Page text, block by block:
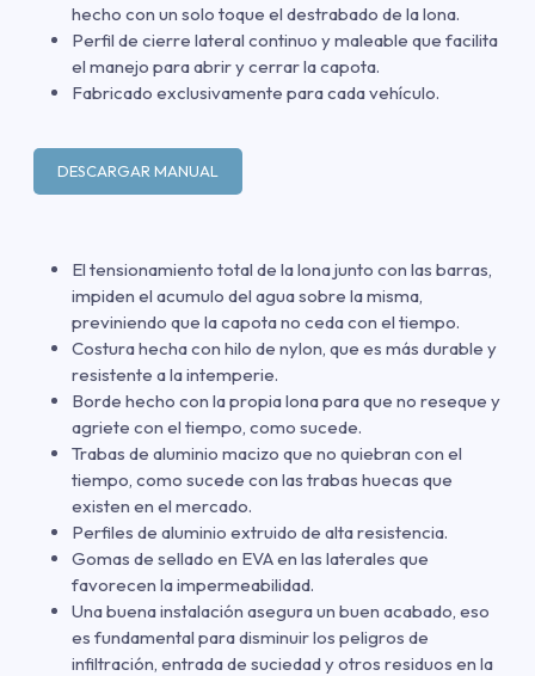
hecho con un solo toque el destrabado de la lona.
Perfil de cierre lateral continuo y maleable que facilita
el manejo para abrir y cerrar la capota.
Fabricado exclusivamente para cada vehículo.
DESCARGAR MANUAL
El tensionamiento total de la lona junto con las barras,
impiden el acumulo del agua sobre la misma,
previniendo que la capota no ceda con el tiempo.
Costura hecha con hilo de nylon, que es más durable y
resistente a la intemperie.
Borde hecho con la propia lona para que no reseque y
agriete con el tiempo, como sucede.
Trabas de aluminio macizo que no quiebran con el
tiempo, como sucede con las trabas huecas que
existen en el mercado.
Perfiles de aluminio extruido de alta resistencia.
Gomas de sellado en EVA en las laterales que
favorecen la impermeabilidad.
Una buena instalación asegura un buen acabado, eso
es fundamental para disminuir los peligros de
infiltración, entrada de suciedad y otros residuos en la